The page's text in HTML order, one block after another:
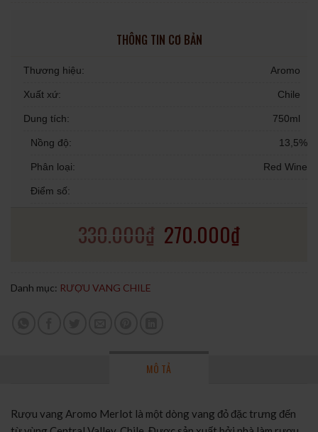
THÔNG TIN CƠ BẢN
Thương hiệu: Aromo
Xuất xứ: Chile
Dung tích: 750ml
Nồng độ: 13,5%
Phân loại: Red Wine
Điểm số:
330.000₫ 270.000₫
Danh mục: RƯỢU VANG CHILE
MÔ TẢ
Rượu vang Aromo Merlot là một dòng vang đỏ đặc trưng đến